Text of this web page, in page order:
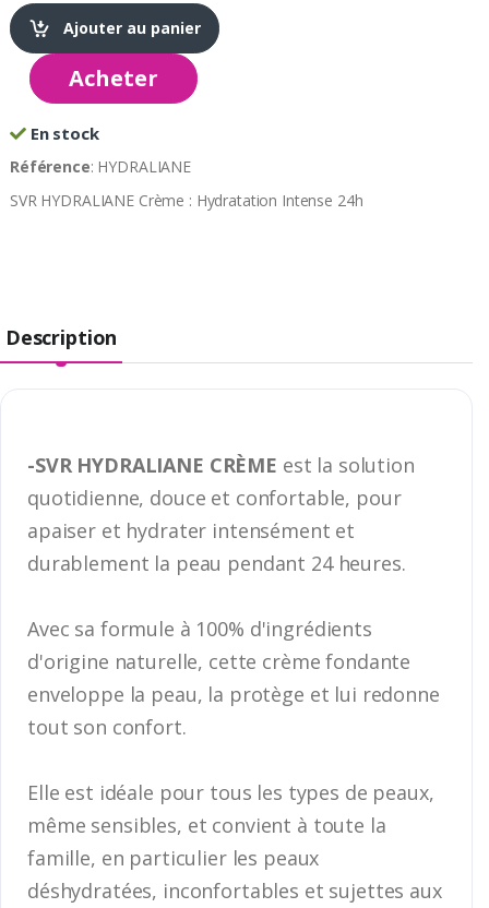
Ajouter au panier
Acheter
En stock
Référence: HYDRALIANE
SVR HYDRALIANE Crème : Hydratation Intense 24h
Description
-SVR HYDRALIANE CRÈME est la solution
quotidienne, douce et confortable, pour
apaiser et hydrater intensément et
durablement la peau pendant 24 heures.
Avec sa formule à 100% d'ingrédients
d'origine naturelle, cette crème fondante
enveloppe la peau, la protège et lui redonne
tout son confort.
Elle est idéale pour tous les types de peaux,
même sensibles, et convient à toute la
famille, en particulier les peaux
déshydratées, inconfortables et sujettes aux